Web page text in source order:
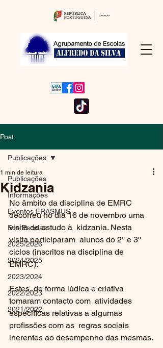
Post
Publicações
Informações
Eventos ERASMUS
Eco Escolas
2025/2026
2024/2025
2023/2024
2022/2023
2021/2022
Publicações
Kidzania
1 min de leitura
No âmbito da disciplina de EMRC
decorreu no dia 16 de novembro uma
visita de estudo à  kidzania. Nesta
visita participaram  alunos do 2º e 3º
ciclos (inscritos na disciplina de
EMRC).
Estes, de forma lúdica e criativa
tomaram contacto com  atividades
especificas relativas a algumas
profissões com as  regras sociais
inerentes ao desempenho das mesmas.